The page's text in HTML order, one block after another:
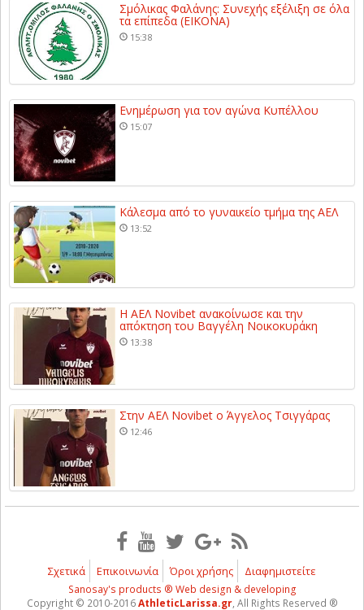
Σμόλικας Φαλάνης: Συνεχής εξέλιξη σε όλα
τα επίπεδα (ΕΙΚΟΝΑ)
15:38
Ενημέρωση για τον αγώνα Κυπέλλου
15:07
Κάλεσμα από το γυναικείο τμήμα της ΑΕΛ
13:52
Η ΑΕΛ Novibet ανακοίνωσε και την
απόκτηση του Βαγγέλη Νοικοκυράκη
13:38
Στην ΑΕΛ Novibet ο Άγγελος Τσιγγάρας
12:46
Σχετικά Επικοινωνία Όροι χρήσης Διαφημιστείτε
Sanosay's products ® Web design & developing
Copyright © 2010-2016AthleticLarissa.gr, All Rights Reserved ®